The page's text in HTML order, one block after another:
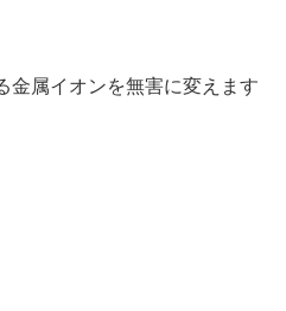
金属イオンを無害に変えます